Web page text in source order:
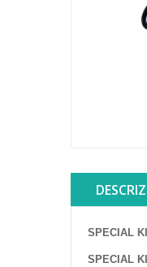
SPECIAL
SPECIAL